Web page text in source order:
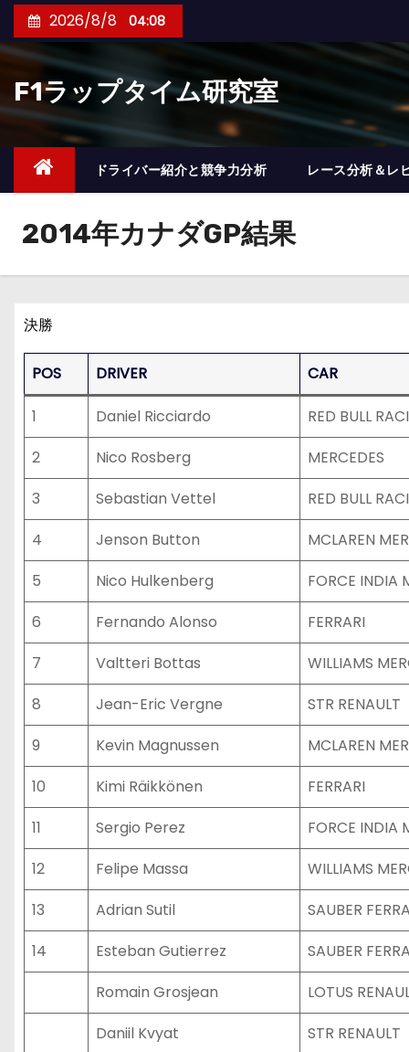
ン
ツ
キ
2026/8/8 04:08
F1ラップタイム研究室
ドライバー紹介と競争力分析 レース分析＆レ
2014年カナダGP結果
決勝
POS DRIVER CAR
1 Daniel Ricciardo RED BULL
2
Nico Rosberg MERCEDES
3
Sebastian Vettel RED BULL
4
Jenson Button MCLAREN
5
Nico Hulkenberg FORCE INDIA
6
Fernando Alonso FERRARI
7
Valtteri Bottas WILLIAMS
8
Jean-Eric Vergne STR RENAULT
9
Kevin Magnussen MCLAREN
10
Kimi Räikkönen FERRARI
11
Sergio Perez FORCE INDIA
12
Felipe Massa WILLIAMS
13
Adrian Sutil SAUBER
14
Esteban Gutierrez SAUBER
Romain Grosjean
LOTUS
Daniil Kvyat
STR RENAULT